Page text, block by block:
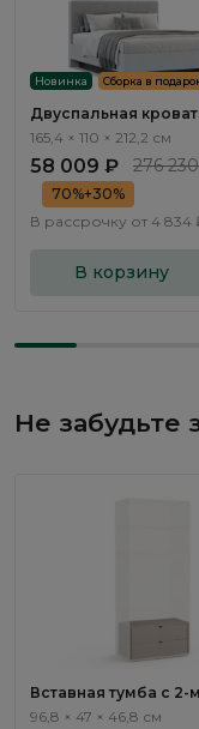
Новинка Сборка в
Двуспальная
подъемным
Наполи / Napoli
165,4 × 110 × 212,2 см
58 009 ₽ 276
70%+30%
В рассрочку от 4 834
В корзину
Не забудьте
Вставная тумба c 2-
ящиками SV556
96,8 × 47 × 46,8 см